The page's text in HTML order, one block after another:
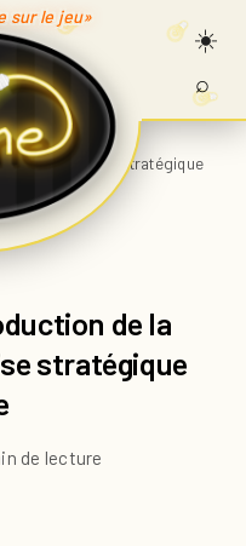
sur le jeu»
Game.fr
⌕
2 : La surprise stratégique
de la
stratégique
de lecture